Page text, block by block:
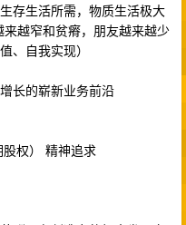
存生活所需，物质生活极大
越窄和贫瘠，朋友越来越少
、自我实现）
长的崭新业务前沿
权） 精神追求